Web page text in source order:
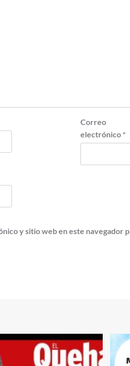
Correo
electrónico *
y sitio web en este navegador